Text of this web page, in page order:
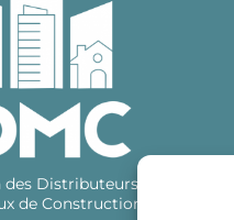
des Distributeurs
de Construction